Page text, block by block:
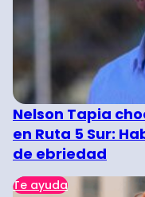
Nelson Tapia
en Ruta 5 Sur:
de ebriedad
Te ayuda